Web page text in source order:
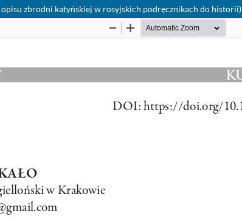
opisu zbrodni katyńskiej w rosyjskich podręcznikach do historii)